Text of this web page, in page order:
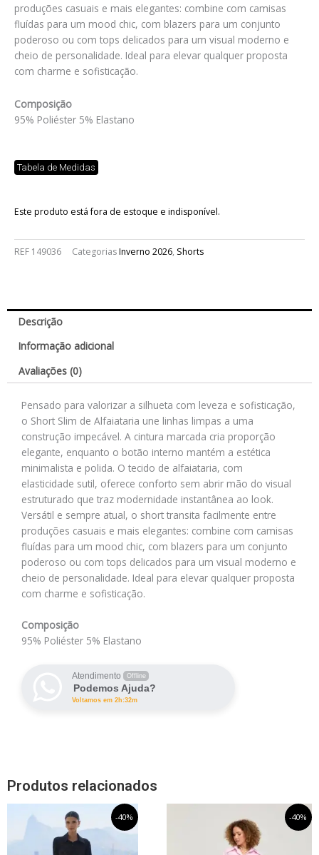
produções casuais e mais elegantes: combine com camisas
fluídas para um mood chic, com blazers para um conjunto
poderoso ou com tops delicados para um visual moderno e
cheio de personalidade. Ideal para elevar qualquer proposta
com charme e sofisticação.
Composição
95% Poliéster 5% Elastano
Tabela de Medidas
Este produto está fora de estoque e indisponível.
REF 149036 CategoriasInverno 2026, Shorts
Descrição
Informação adicional
Avaliações (0)
Pensado para valorizar a silhueta com leveza e sofisticação,
o Short Slim de Alfaiataria une linhas limpas a uma
construção impecável. A cintura marcada cria proporção
elegante, enquanto o botão interno mantém a estética
minimalista e polida. O tecido de alfaiataria, com
elasticidade sutil, oferece conforto sem abrir mão do visual
estruturado que traz modernidade instantânea ao look.
Versátil e sempre atual, o short transita facilmente entre
produções casuais e mais elegantes: combine com camisas
fluídas para um mood chic, com blazers para um conjunto
poderoso ou com tops delicados para um visual moderno e
cheio de personalidade. Ideal para elevar qualquer proposta
com charme e sofisticação.
Composição
95% Poliéster 5% Elastano
Atendimento Offline
Podemos Ajuda?
Voltamos em 2h:32m
Produtos relacionados
-40%
O
preço
original
era:
O
preço
atual
Este
produto
-40%
preço
original
era:
preço
atual
Este
produto